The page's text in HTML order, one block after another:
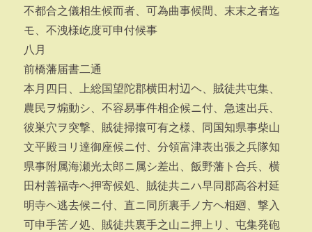
不都合之儀相生候而者、可為曲事候間、末末之者迄
モ、不洩様屹度可申付候事
八月
前橋藩届書二通
本月四日、上総国望陀郡横田村辺ヘ、賊徒共屯集、
農民ヲ煽動シ、不容易事件相企候ニ付、急速出兵、
彼巣穴ヲ突撃、賊徒掃攘可有之様、同国知県事柴山
文平殿ヨリ達御座候ニ付、分領富津表出張之兵隊知
県事附属海瀬光太郎ニ属シ差出、飯野藩ト合兵、横
田村善福寺ヘ押寄候処、賊徒共ニハ早同郡高谷村延
明寺ヘ逃去候ニ付、直ニ同所裏手ノ方ヘ相廻、撃入
可申手筈ノ処、賊徒共裏手之山ニ押上リ、屯集発砲